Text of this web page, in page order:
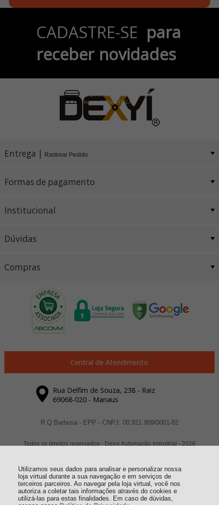
Utilizamos seus dados para analisar e personalizar nossa
loja virtual durante a sua navegação e em serviços de
terceiros parceiros. Ao navegar pela loja virtual, você nos
autoriza a coletar tais informações através do cookies e
utilizá-las para estas finalidades. Em caso de dúvidas,
no Cartão de Crédito
Pix e Boleto
Conheça também
nossa LOJA FÍSICA
CADASTRE-SE para
receber novidades
Entrega | Rastrear Pedido
Formas de pagamento
Institucional
Dúvidas
Compras
Central de Atendimento
Rua Delfim de Souza, 238 - Raiz
69068-020 - Manaus
R Q Barbosa - EPP - CNPJ: 00.921.909/0001-82
Todos os direitos reservados -Dexyi Automação Industrial -2026